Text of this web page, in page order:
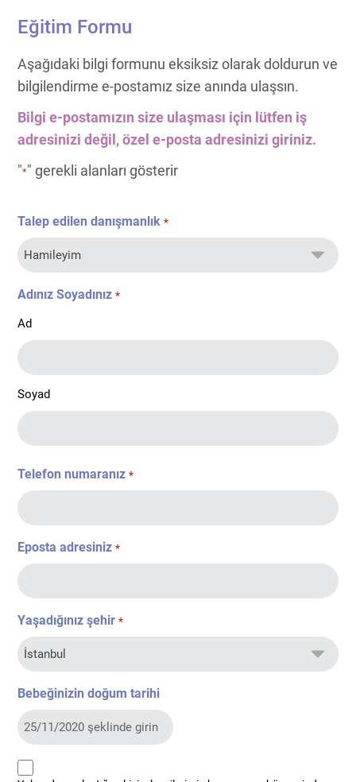
Eğitim Formu
Aşağıdaki bilgi formunu eksiksiz olarak doldurun ve
bilgilendirme e-postamız size anında ulaşsın.
Bilgi e-postamızın size ulaşması için lütfen iş
adresinizi değil, özel e-posta adresinizi giriniz.
"*" gerekli alanları gösterir
Talep edilen danışmanlık *
Adınız Soyadınız *
Ad
Soyad
Telefon numaranız *
Eposta adresiniz *
Yaşadığınız şehir *
Bebeğinizin doğum tarihi
kvkk